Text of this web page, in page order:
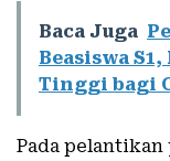
Baca Juga
Beasiswa
Tinggi bagi
Pada